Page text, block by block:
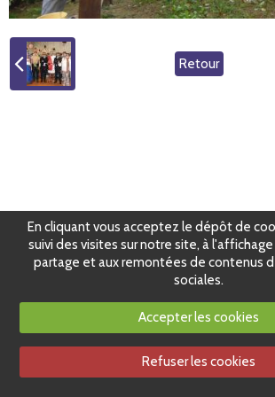
Retour
En cliquant vous acceptez le dépôt de
suivi des visites sur notre site, à
partage et aux remontées de contenus
sociales.
Accepter les cookies
Refuser les cookies